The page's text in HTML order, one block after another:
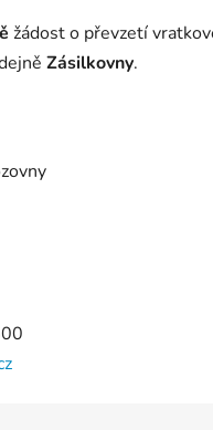
žádost o převzetí
Zásilkovny.